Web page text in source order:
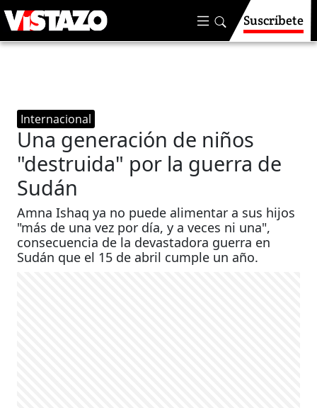
Suscríbete
Internacional
Una generación de niños
"destruida" por la guerra de
Sudán
Amna Ishaq ya no puede alimentar a sus hijos
"más de una vez por día, y a veces ni una",
consecuencia de la devastadora guerra en
Sudán que el 15 de abril cumple un año.